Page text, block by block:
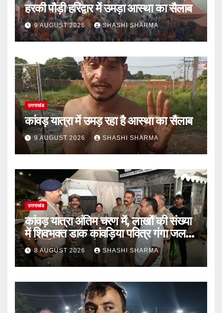
हरकी पौड़ी हरिद्वार में उमड़ा आस्था का सैलाब
9 AUGUST 2026 SHASHI SHARMA
उत्तराखंड
कांवड़ यात्रा में उमड़ रहा है आस्था का सैलाब
9 AUGUST 2026 SHASHI SHARMA
उत्तराखंड
कांवड़ यात्रा अंतिम चरण में, लाखों की संख्या
में शिवभक्त डाक कांवड़िया पवित्र गंगा जल
लेने हरिद्वार पहुंच रहे
8 AUGUST 2026 SHASHI SHARMA